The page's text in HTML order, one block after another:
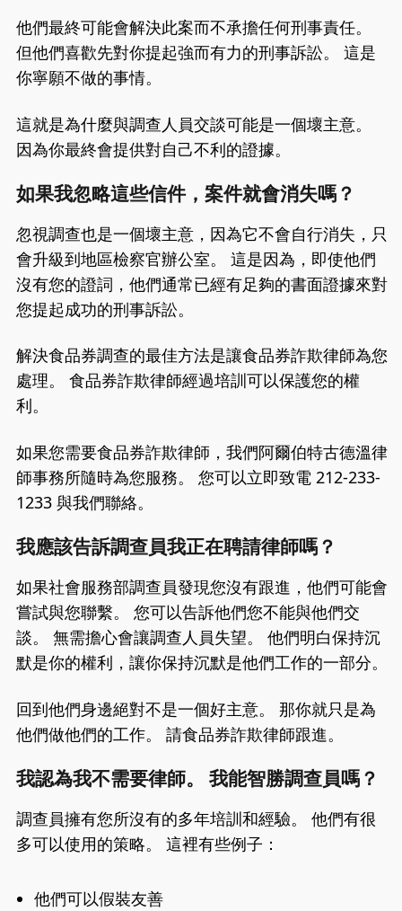
他們最終可能會解決此案而不承擔任何刑事責任。
但他們喜歡先對你提起強而有力的刑事訴訟。 這是
你寧願不做的事情。
這就是為什麼與調查人員交談可能是一個壞主意。
因為你最終會提供對自己不利的證據。
如果我忽略這些信件，案件就會消失嗎？
忽視調查也是一個壞主意，因為它不會自行消失，只
會升級到地區檢察官辦公室。 這是因為，即使他們
沒有您的證詞，他們通常已經有足夠的書面證據來對
您提起成功的刑事訴訟。
解決食品券調查的最佳方法是讓食品券詐欺律師為您
處理。 食品券詐欺律師經過培訓可以保護您的權
利。
如果您需要食品券詐欺律師，我們阿爾伯特古德溫律
師事務所隨時為您服務。 您可以立即致電 212-233-
1233 與我們聯絡。
我應該告訴調查員我正在聘請律師嗎？
如果社會服務部調查員發現您沒有跟進，他們可能會
嘗試與您聯繫。 您可以告訴他們您不能與他們交
談。 無需擔心會讓調查人員失望。 他們明白保持沉
默是你的權利，讓你保持沉默是他們工作的一部分。
回到他們身邊絕對不是一個好主意。 那你就只是為
他們做他們的工作。 請食品券詐欺律師跟進。
我認為我不需要律師。 我能智勝調查員嗎？
調查員擁有您所沒有的多年培訓和經驗。 他們有很
多可以使用的策略。 這裡有些例子：
他們可以假裝友善